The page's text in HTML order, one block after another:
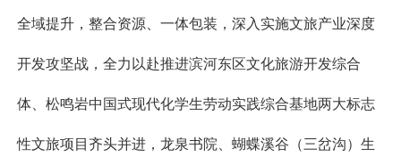
全域提升，整合资源、一体包装，深入实施文旅产业深度
开发攻坚战，全力以赴推进滨河东区文化旅游开发综合
体、松鸣岩中国式现代化学生劳动实践综合基地两大标志
性文旅项目齐头并进，龙泉书院、蝴蝶溪谷（三岔沟）生